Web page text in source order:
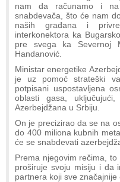
nam da računamo i
snabdevača, što će nam
naših građana i
interkonektora ka
pre svega ka Severnoj
Handanović.
Ministar energetike
je uz pomoć strateški
potpisani uspostavljena
oblasti gasa,
Azerbejdžana u Srbiju.
On je precizirao da se na
do 400 miliona kubnih
će se snabdevati
Prema njegovim rečima,
proširuje svoju misiju i da
partnera koji sve